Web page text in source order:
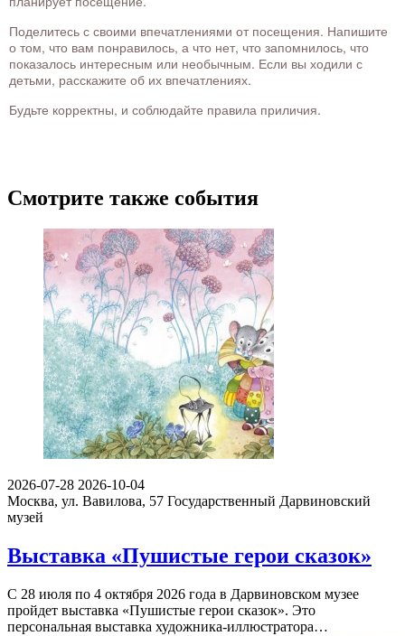
Поделитесь с своими впечатлениями от посещения. Напишите
о том, что вам понравилось, а что нет, что запомнилось, что
показалось интересным или необычным. Если вы ходили с
детьми, расскажите об их впечатлениях.
Будьте корректны, и соблюдайте правила приличия.
Смотрите также события
2026-07-28 2026-10-04
Москва, ул. Вавилова, 57 Государственный Дарвиновский
музей
Выставка «Пушистые герои сказок»
С 28 июля по 4 октября 2026 года в Дарвиновском музее
пройдет выставка «Пушистые герои сказок». Это
персональная выставка художника-иллюстратора…